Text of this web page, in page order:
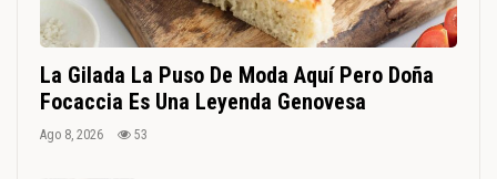
La Gilada La Puso De Moda Aquí Pero Doña
Focaccia Es Una Leyenda Genovesa
Ago 8, 2026 53